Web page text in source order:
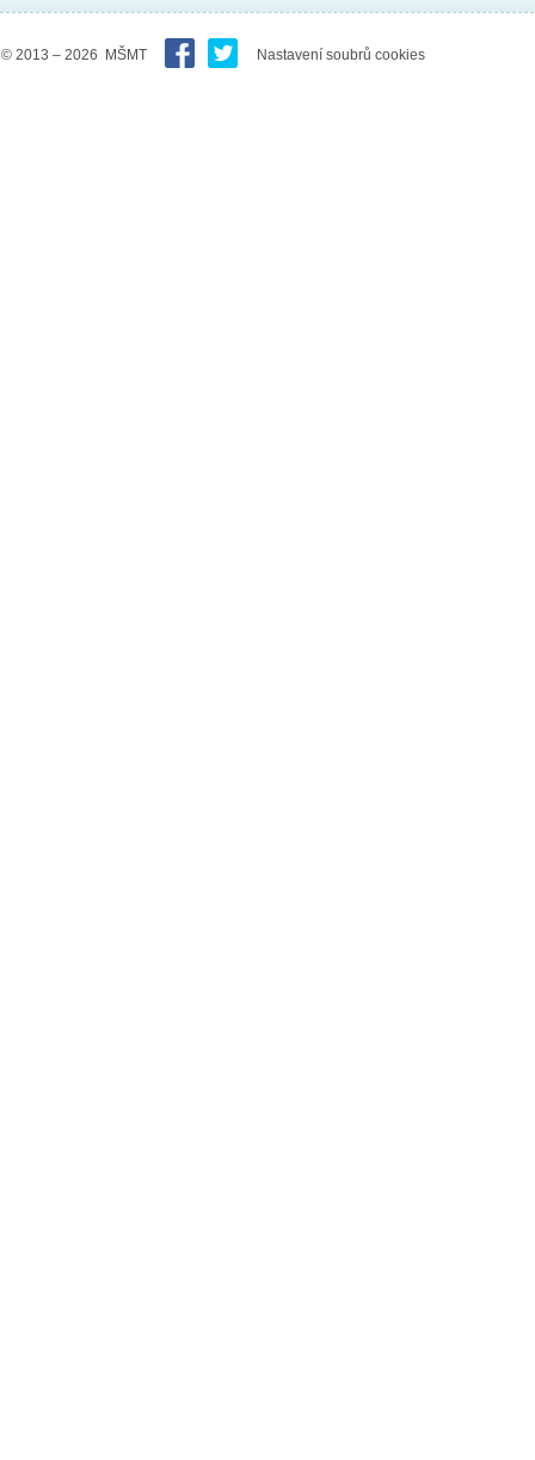
© 2013 – 2026 MŠMT Nastavení soubrů cookies